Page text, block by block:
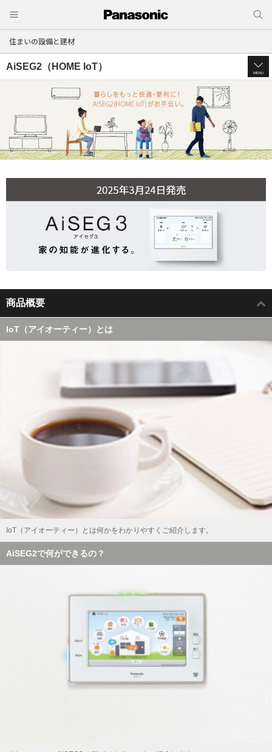
住まいの設備と建材
AiSEG2（HOME IoT）
MENU
商品概要
IoT（アイオーティー）とは
IoT（アイオーティー）とは何かをわかりやすくご紹介します。
AiSEG2で何ができるの？